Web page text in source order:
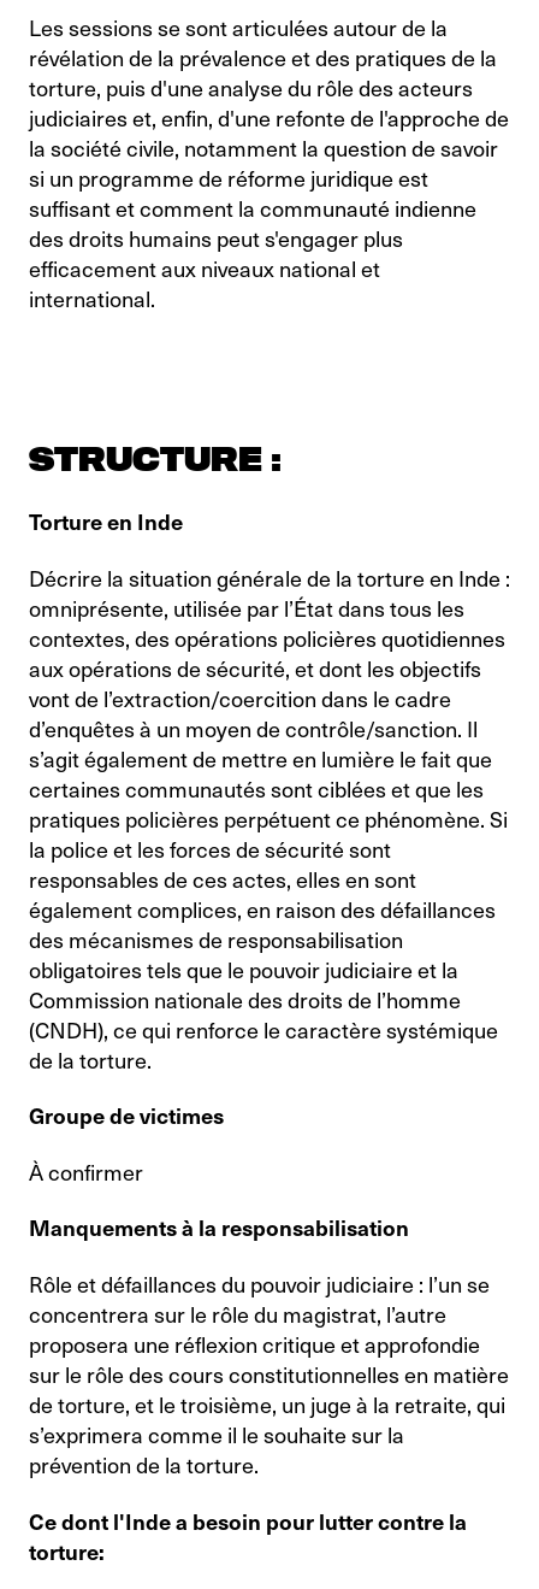
Les sessions se sont articulées autour de la
révélation de la prévalence et des pratiques de la
torture, puis d'une analyse du rôle des acteurs
judiciaires et, enfin, d'une refonte de l'approche de
la société civile, notamment la question de savoir
si un programme de réforme juridique est
suffisant et comment la communauté indienne
des droits humains peut s'engager plus
efficacement aux niveaux national et
international.
STRUCTURE :
Torture en Inde
Décrire la situation générale de la torture en Inde :
omniprésente, utilisée par l’État dans tous les
contextes, des opérations policières quotidiennes
aux opérations de sécurité, et dont les objectifs
vont de l’extraction/coercition dans le cadre
d’enquêtes à un moyen de contrôle/sanction. Il
s’agit également de mettre en lumière le fait que
certaines communautés sont ciblées et que les
pratiques policières perpétuent ce phénomène. Si
la police et les forces de sécurité sont
responsables de ces actes, elles en sont
également complices, en raison des défaillances
des mécanismes de responsabilisation
obligatoires tels que le pouvoir judiciaire et la
Commission nationale des droits de l’homme
(CNDH), ce qui renforce le caractère systémique
de la torture.
Groupe de victimes
À confirmer
Manquements à la responsabilisation
Rôle et défaillances du pouvoir judiciaire : l’un se
concentrera sur le rôle du magistrat, l’autre
proposera une réflexion critique et approfondie
sur le rôle des cours constitutionnelles en matière
de torture, et le troisième, un juge à la retraite, qui
s’exprimera comme il le souhaite sur la
prévention de la torture.
Ce dont l'Inde a besoin pour lutter contre la
torture: